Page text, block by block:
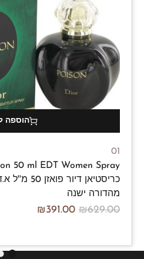
הוספה
01
50 ml EDT Women Spray
כריסטיאן
מהדורה ישנה
₪629.00
₪391.00